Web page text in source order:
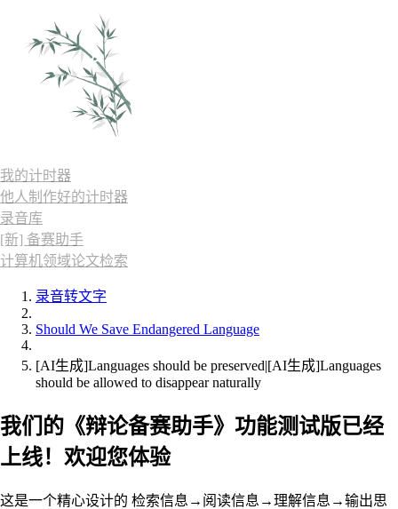
我的计时器
他人制作好的计时器
录音库
[新] 备赛助手
计算机领域论文检索
录音转文字
Should We Save Endangered Language
[AI生成]Languages should be preserved|[AI生成]Languages
should be allowed to disappear naturally
我们的《辩论备赛助手》功能测试版已经
上线！欢迎您体验
这是一个精心设计的 检索信息→阅读信息→理解信息→输出思